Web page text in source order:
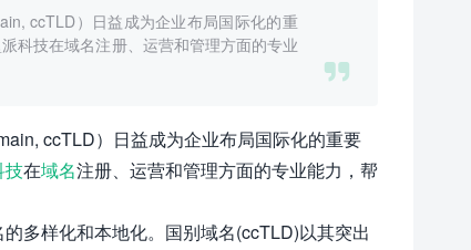

ccTLD）日益成为企业布局国际化的重
科技在域名注册、运营和管理方面的专业
ccTLD）日益成为企业布局国际化的重要
技在域名注册、运营和管理方面的专业能力，帮
多样化和本地化。国别域名(ccTLD)以其突出